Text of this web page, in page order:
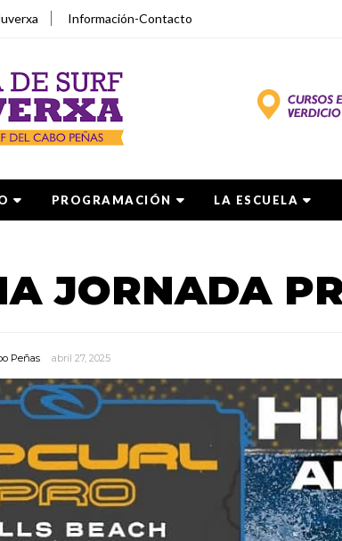
Información-Contacto
PROGRAMACIÓN LA ESCUELA
JORNADA
Peñas abril 27, 2025